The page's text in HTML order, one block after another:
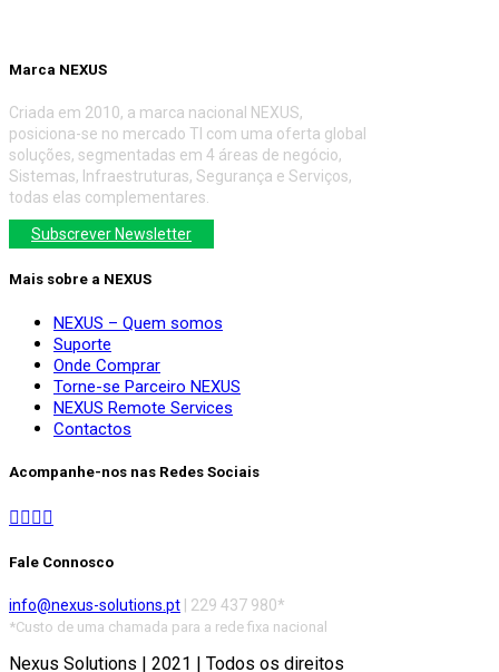
Marca NEXUS
Criada em 2010, a marca nacional NEXUS,
posiciona-se no mercado TI com uma oferta global
soluções, segmentadas em 4 áreas de negócio,
Sistemas, Infraestruturas, Segurança e Serviços,
todas elas complementares.
Subscrever Newsletter
Mais sobre a NEXUS
NEXUS – Quem somos
Suporte
Onde Comprar
Torne-se Parceiro NEXUS
NEXUS Remote Services
Contactos
Acompanhe-nos nas Redes Sociais
Fale Connosco
info@nexus-solutions.pt | 229 437 980*
*Custo de uma chamada para a rede fixa nacional
Nexus Solutions | 2021 | Todos os direitos